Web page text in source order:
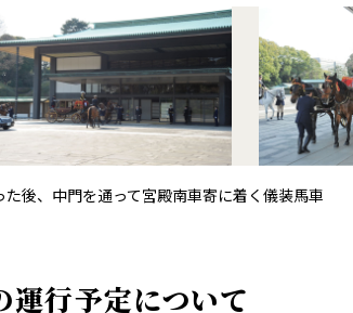
た後、中門を通って宮殿南車寄に着く儀装馬車
運行予定について